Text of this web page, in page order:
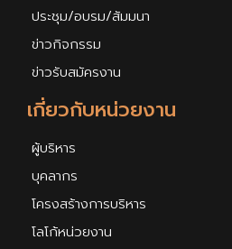
เกี่ยวกับหน่วยงาน
ผู้บริหาร
บุคลากร
โครงสร้างการบริหาร
โลโก้หน่วยงาน
ประชุม/อบรม/สัมมนา
ข่าวกิจกรรม
ข่าวรับสมัครงาน